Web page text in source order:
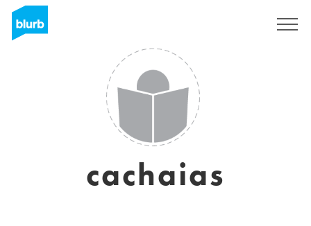
cachaias